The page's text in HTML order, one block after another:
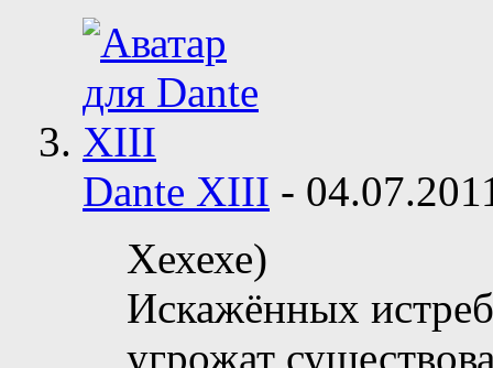
Dante XIII -
Хехехе)
Искажённых
угрожат